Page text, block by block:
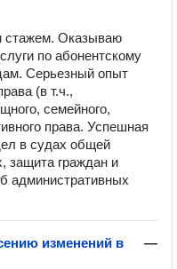
стажем. Оказываю
по абонентскому
Серьезный опыт
(в т.ч.,
семейного,
права. Успешная
в судах общей
защита граждан и
административных
изменений в
—